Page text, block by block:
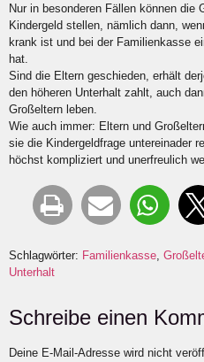
Nur in besonderen Fällen können die
Kindergeld stellen, nämlich dann,
krank ist und bei der Familienkasse
hat.
Sind die Eltern geschieden, erhält
den höheren Unterhalt zahlt, auch
Großeltern leben.
Wie auch immer: Eltern und
sie die Kindergeldfrage untereinader
höchst kompliziert und unerfreulich
Schlagwörter: Familienkasse,
Unterhalt
Schreibe einen
Deine E-Mail-Adresse wird nicht